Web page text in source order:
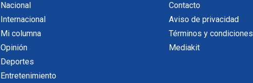
Nacional
Internacional
Mi columna
Opinión
Deportes
Entretenimiento
Contacto
Aviso de privacidad
Términos y condiciones
Mediakit